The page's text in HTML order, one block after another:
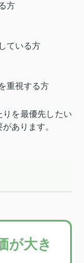
方
ている方
重視する方
を最優先したい
あります。
が大き